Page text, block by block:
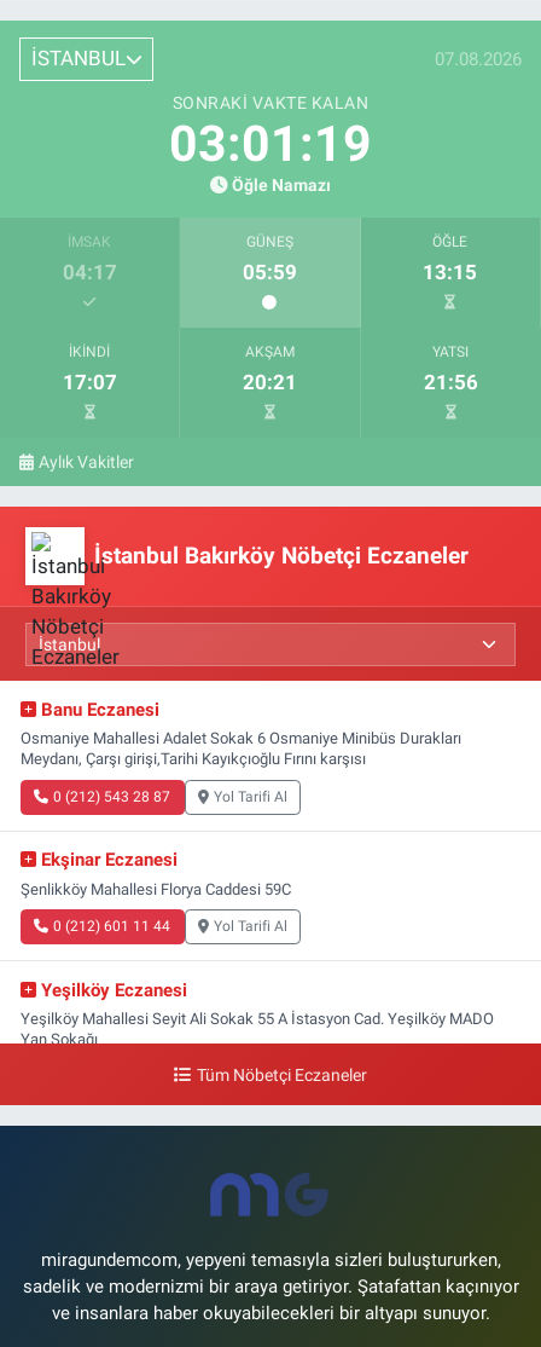
İSTANBUL 07.08.2026
SONRAKI VAKTE KALAN
03:01:19
Öğle Namazı
İMSAK
04:17
GÜNEŞ
05:59
ÖĞLE
13:15
İKINDI
17:07
AKŞAM
20:21
YATSI
21:56
Aylık Vakitler
İstanbul Bakırköy Nöbetçi Eczaneler
Banu Eczanesi
Osmaniye Mahallesi Adalet Sokak 6 Osmaniye Minibüs Durakları
Meydanı, Çarşı girişi,Tarihi Kayıkçıoğlu Fırını karşısı
0 (212) 543 28 87 Yol Tarifi Al
Ekşinar Eczanesi
Şenlikköy Mahallesi Florya Caddesi 59C
0 (212) 601 11 44 Yol Tarifi Al
Yeşilköy Eczanesi
Yeşilköy Mahallesi Seyit Ali Sokak 55 A İstasyon Cad. Yeşilköy MADO
Yan Sokağı
Yol Tarifi Al
Ataköy 3-4-11. Kısım Mahallesi Dr. Remzi Kazancıgil Caddesi Ataköy
4.Kısım Çarşısı No:12 Ataköy 4.Kısım Çarşısı
Tüm Nöbetçi Eczaneler
miragundemcom, yepyeni temasıyla sizleri buluştururken,
sadelik ve modernizmi bir araya getiriyor. Şatafattan kaçınıyor
ve insanlara haber okuyabilecekleri bir altyapı sunuyor.